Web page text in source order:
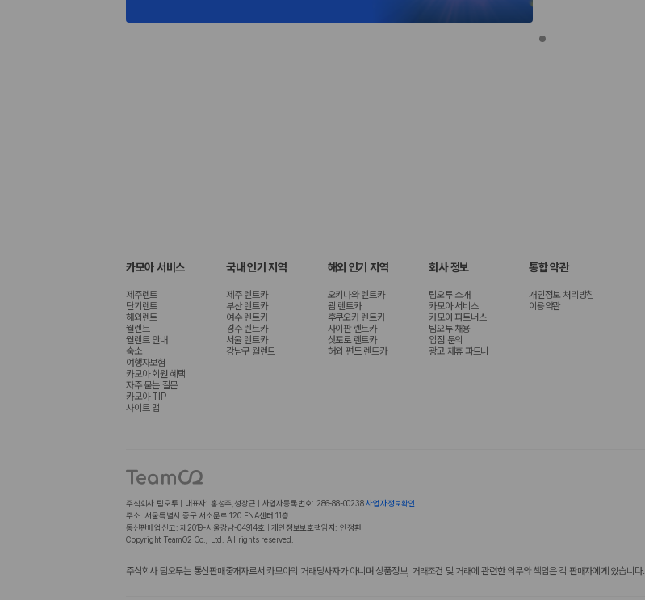
카모아 서비스
제주렌트
단기렌트
해외렌트
월렌트
월렌트 안내
숙소
여행자보험
카모아 회원 혜택
자주 묻는 질문
카모아 TIP
사이트 맵
국내 인기 지역
제주 렌트카
부산 렌트카
여수 렌트카
경주 렌트카
서울 렌트카
강남구 월렌트
해외 인기 지역
오키나와 렌트카
괌 렌트카
후쿠오카 렌트카
사이판 렌트카
삿포로 렌트카
해외 편도 렌트카
회사 정보
팀오투 소개
카모아 서비스
카모아 파트너스
팀오투 채용
입점 문의
광고 제휴 파트너
통합 약관
개인정보 처리방침
이용약관
주식회사 팀오투 | 대표자: 홍성주,성장근 | 사업자등록번호: 286-88-00238 사업자정보확인
주소: 서울특별시 중구 서소문로 120 ENA센터 11층
통신판매업신고: 제2019-서울강남-04914호 | 개인정보보호책임자: 인정환
Copyright TeamO2 Co., Ltd. All rights reserved.
주식회사 팀오투는 통신판매중개자로서 카모아의 거래당사자가 아니며 상품정보, 거래조건 및 거래에 관련한 의무와 책임은 각 판매자에게 있습니다.